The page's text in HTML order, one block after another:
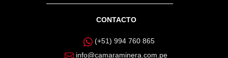
CONTACTO
(+51) 994 760 865
info@camaraminera.com.pe